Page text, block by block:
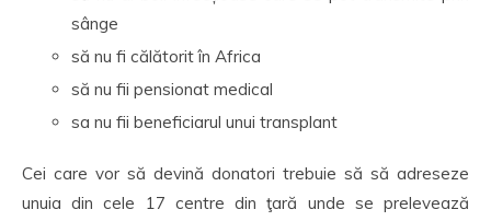
sânge
să nu fi călătorit în Africa
să nu fii pensionat medical
sa nu fii beneficiarul unui transplant
Cei care vor să devină donatori trebuie să să adreseze
unuia din cele 17 centre din ţară unde se prelevează